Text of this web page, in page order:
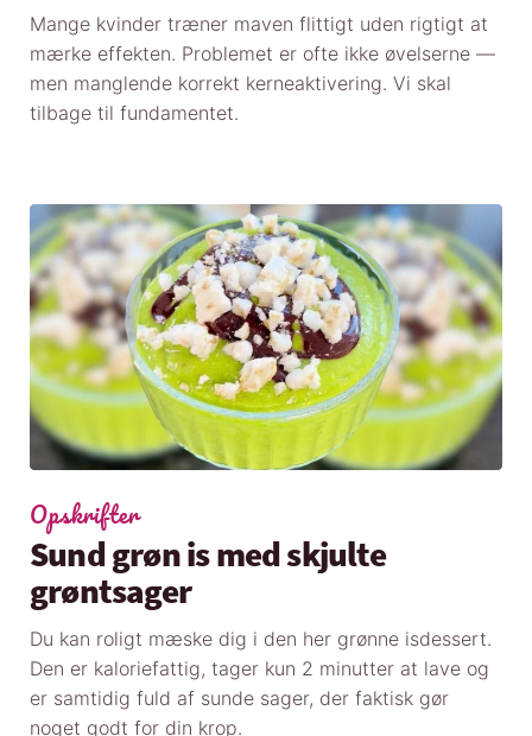
Mange kvinder træner maven flittigt uden rigtigt at
mærke effekten. Problemet er ofte ikke øvelserne —
men manglende korrekt kerneaktivering. Vi skal
tilbage til fundamentet.
Opskrifter
Sund grøn is med skjulte
grøntsager
Du kan roligt mæske dig i den her grønne isdessert.
Den er kaloriefattig, tager kun 2 minutter at lave og
er samtidig fuld af sunde sager, der faktisk gør
noget godt for din krop.